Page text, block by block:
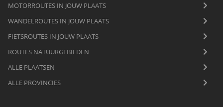
MOTORROUTES IN JOUW PLAATS
WANDELROUTES IN JOUW PLAATS
FIETSROUTES IN JOUW PLAATS
ROUTES NATUURGEBIEDEN
ALLE PLAATSEN
ALLE PROVINCIES